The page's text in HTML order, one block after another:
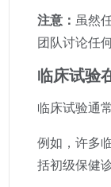
注意： 虽然
团队讨论任
临床试验
临床试验通
例如，许多
括初级保健